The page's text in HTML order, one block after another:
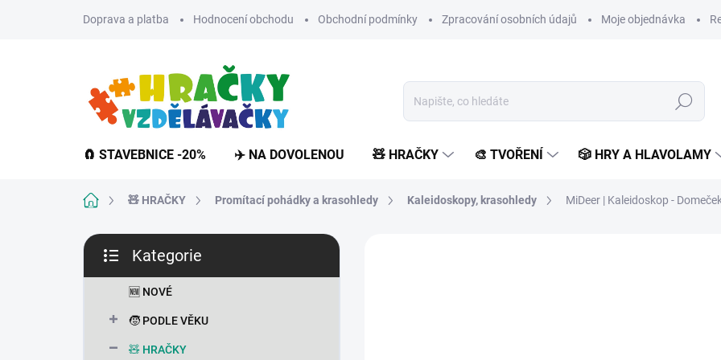
Doprava a platba Hodnocení obchodu Obchodní podmínky Zpracování osobních údajů Moje objednávka
Hledat
🧲 STAVEBNICE -20% ✈️ NA DOVOLENOU 🧸 HRAČKY 🎨 TVOŘENÍ 🎲 HRY A HLAVOLAMY
Domů 🧸 HRAČKY Promítací pohádky a krasohledy Kaleidoskopy, krasohledy MiDeer | Kaleidoskop -
P
s
kategorie
Kategorie
🆕 NOVÉ
🧒 PODLE VĚKU
🧸 HRAČKY